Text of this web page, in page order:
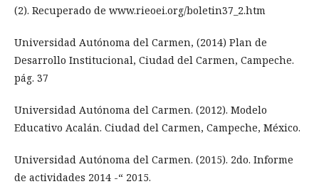
(2). Recuperado de www.rieoei.org/boletin37_2.htm
Universidad Autónoma del Carmen, (2014) Plan de
Desarrollo Institucional, Ciudad del Carmen, Campeche.
pág. 37
Universidad Autónoma del Carmen. (2012). Modelo
Educativo Acalán. Ciudad del Carmen, Campeche, México.
Universidad Autónoma del Carmen. (2015). 2do. Informe
de actividades 2014 -“ 2015.